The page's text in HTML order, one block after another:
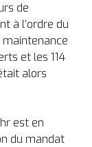
de
à l’ordre du
et les 114
alors
est en
du mandat